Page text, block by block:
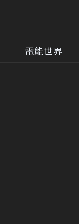
電能世界